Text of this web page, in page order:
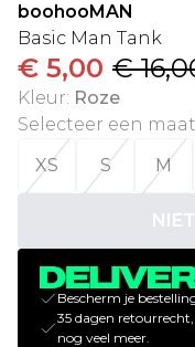
boohooMAN
Basic Man Tank
€ 5,00 €
Kleur: Roze
Selecteer een maat
XS
S M
Bescherm je
35 dagen
nog veel meer.